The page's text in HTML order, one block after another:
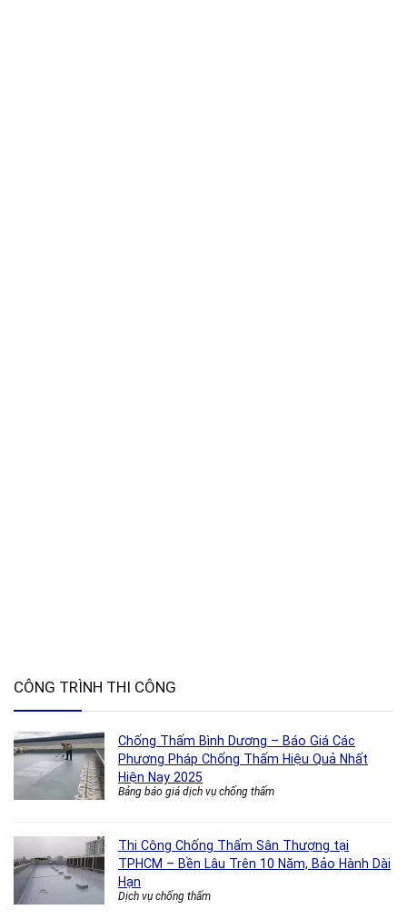
CÔNG TRÌNH THI CÔNG
Chống Thấm Bình Dương – Báo Giá Các
Phương Pháp Chống Thấm Hiệu Quả Nhất
Hiện Nay 2025
Bảng báo giá dịch vụ chống thấm
Thi Công Chống Thấm Sân Thượng tại
TPHCM – Bền Lâu Trên 10 Năm, Bảo Hành Dài
Hạn
Dịch vụ chống thấm